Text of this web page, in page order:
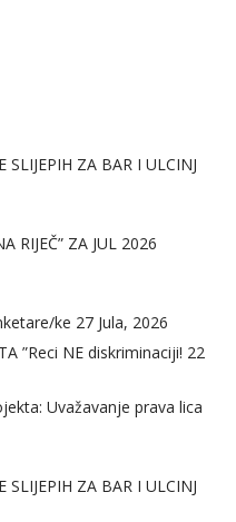
SLIJEPIH ZA BAR I ULCINJ
RIJEČ” ZA JUL 2026
ke 27 Jula, 2026
”Reci NE diskriminaciji! 22
Uvažavanje prava lica
SLIJEPIH ZA BAR I ULCINJ